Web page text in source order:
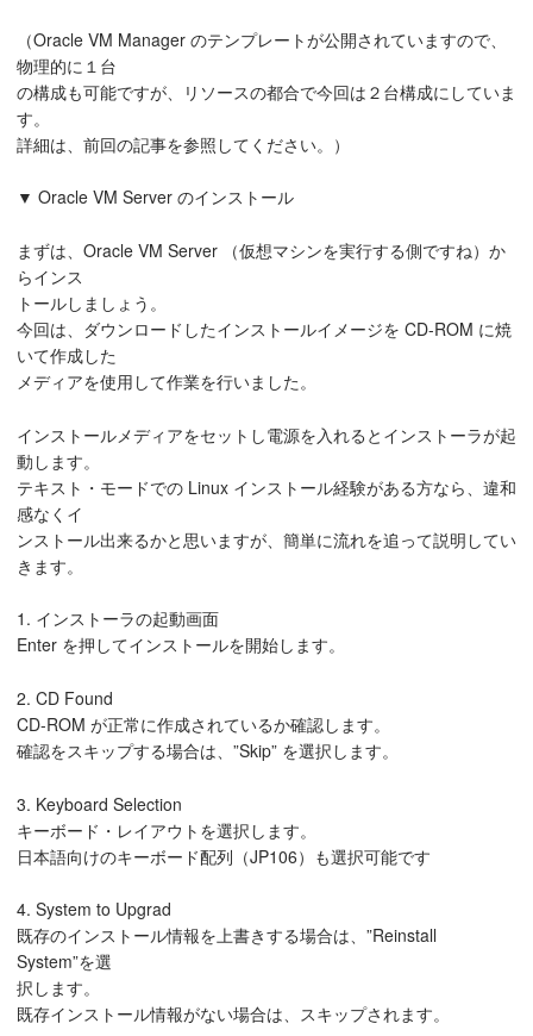
（Oracle VM Manager のテンプレートが公開されていますので、
物理的に１台
の構成も可能ですが、リソースの都合で今回は２台構成にしていま
す。
詳細は、前回の記事を参照してください。）
▼ Oracle VM Server のインストール
まずは、Oracle VM Server （仮想マシンを実行する側ですね）か
らインス
トールしましょう。
今回は、ダウンロードしたインストールイメージを CD-ROM に焼
いて作成した
メディアを使用して作業を行いました。
インストールメディアをセットし電源を入れるとインストーラが起
動します。
テキスト・モードでの Linux インストール経験がある方なら、違和
感なくイ
ンストール出来るかと思いますが、簡単に流れを追って説明してい
きます。
1. インストーラの起動画面
Enter を押してインストールを開始します。
2. CD Found
CD-ROM が正常に作成されているか確認します。
確認をスキップする場合は、”Skip” を選択します。
3. Keyboard Selection
キーボード・レイアウトを選択します。
日本語向けのキーボード配列（JP106）も選択可能です
4. System to Upgrad
既存のインストール情報を上書きする場合は、”Reinstall
System”を選
択します。
既存インストール情報がない場合は、スキップされます。